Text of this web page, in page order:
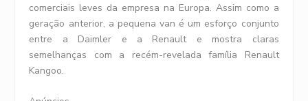
comerciais leves da empresa na Europa. Assim como a
geração anterior, a pequena van é um esforço conjunto
entre a Daimler e a Renault e mostra claras
semelhanças com a recém-revelada família Renault
Kangoo.